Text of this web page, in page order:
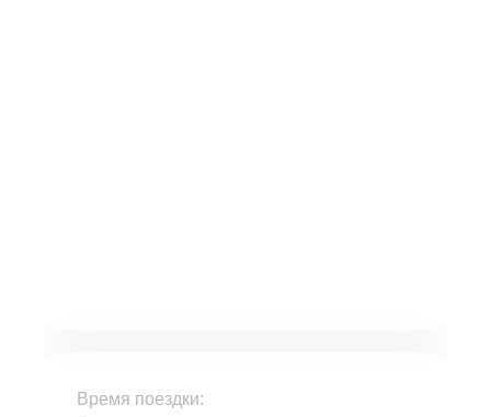
Время поездки: